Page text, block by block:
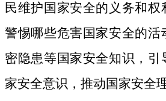
民维护国家安全的义务和权
警惕哪些危害国家安全的活
密隐患等国家安全知识，引
家安全意识，推动国家安全